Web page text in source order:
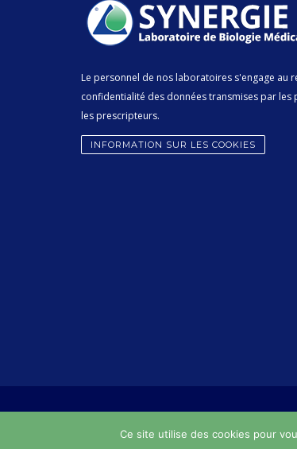
Le personnel de nos laboratoires s'engage au
confidentialité des données transmises par les
les prescripteurs.
INFORMATION SUR LES COOKIES
Ce site utilise des cookies pour